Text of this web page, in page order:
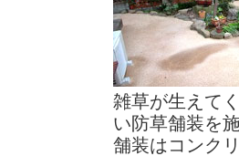
雑草が生えて
い防草舗装を
舗装はコンク